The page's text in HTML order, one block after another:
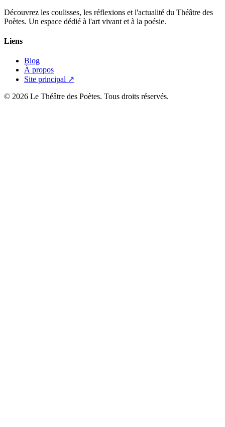
Découvrez les coulisses, les réflexions et l'actualité du Théâtre des
Poètes. Un espace dédié à l'art vivant et à la poésie.
Liens
Blog
À propos
Site principal ↗
© 2026 Le Théâtre des Poètes. Tous droits réservés.